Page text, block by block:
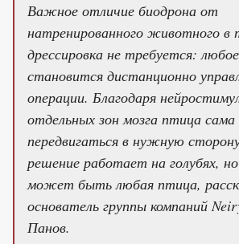
Важное отличие биодрона от
натренированного животного
дрессировка не требуется:
становится дистанционно
операции. Благодаря
отдельных зон мозга птица
передвигаться в нужную
решение работает на голубях,
может быть любая птица,
основатель группы компаний
Панов.